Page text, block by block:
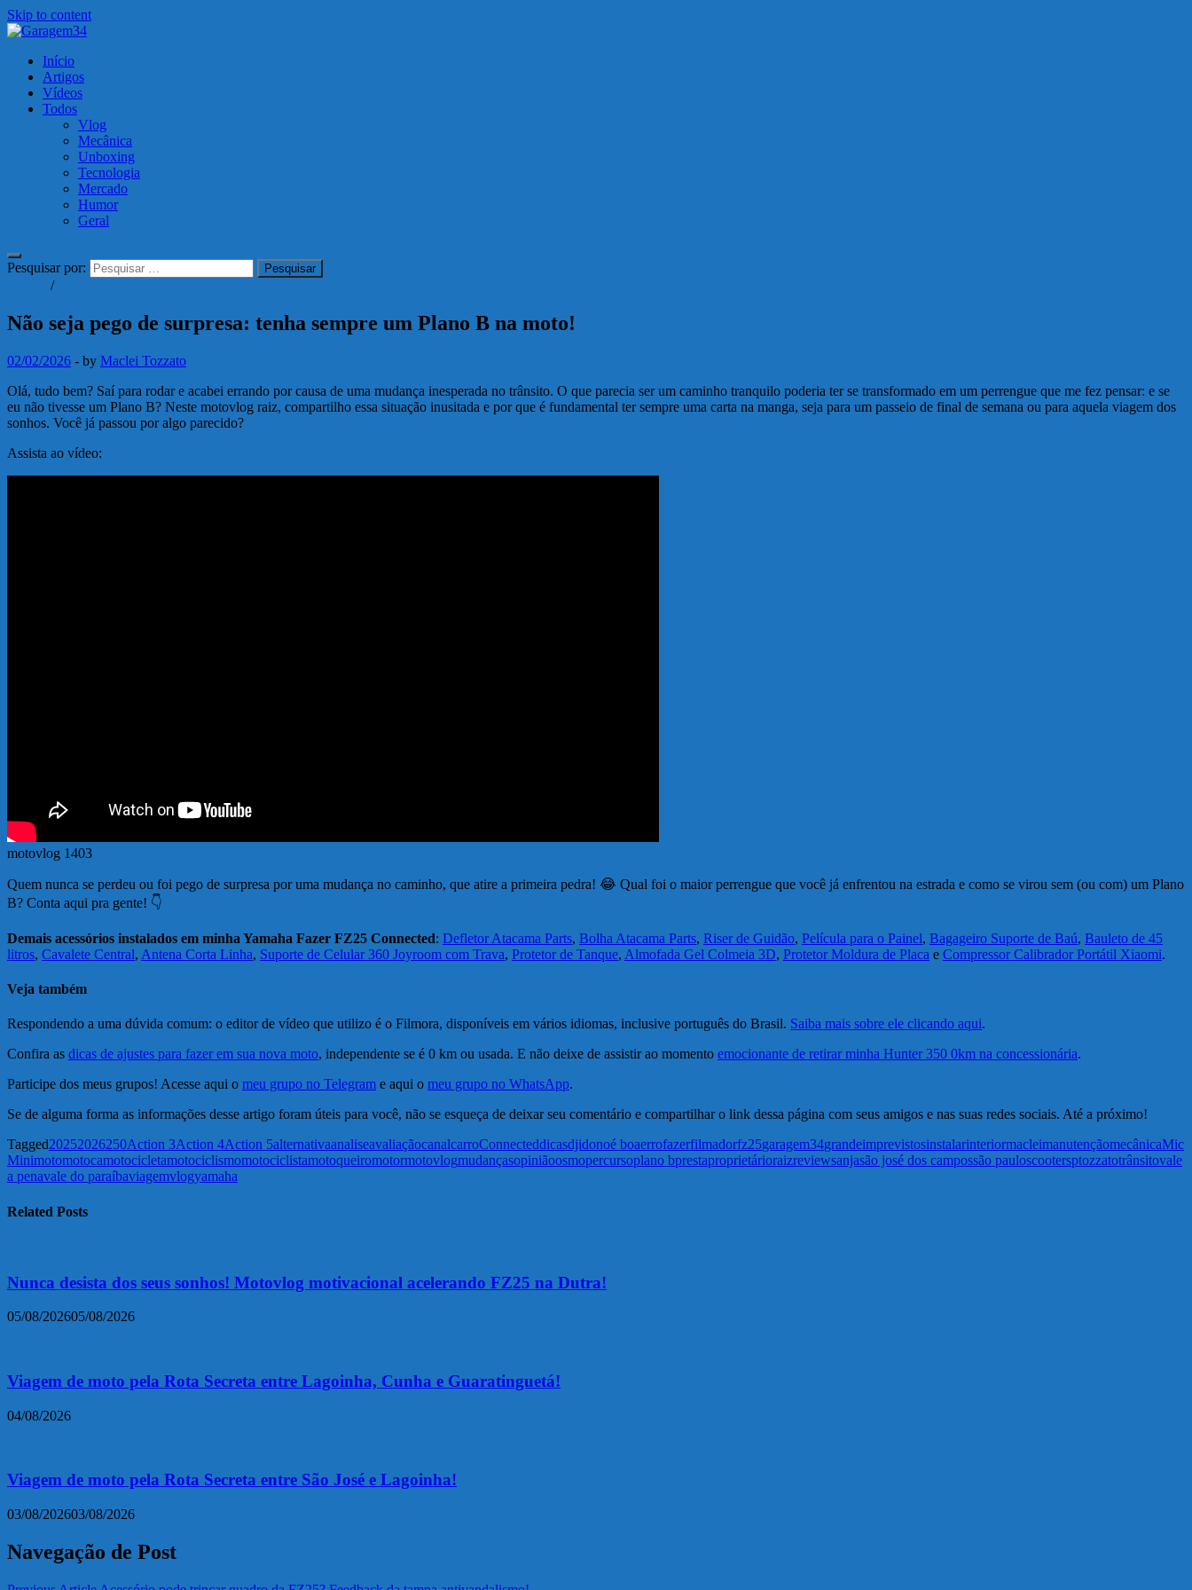
Skip to content
Garagem34
Motos, carros, tecnologia e muito mais!
Início
Artigos
Vídeos
Todos
Vlog
Mecânica
Unboxing
Tecnologia
Mercado
Humor
Geral
Pesquisar por:
/
Não seja pego de surpresa: tenha sempre um Plano B na moto!
02/02/2026 - by Maclei Tozzato
Olá, tudo bem? Saí para rodar e acabei errando por causa de uma mudança inesperada no trânsito. O que parecia ser um caminho tranquilo poderia ter se transformado em um perrengue que me fez pensar: e se
eu não tivesse um Plano B? Neste motovlog raiz, compartilho essa situação inusitada e por que é fundamental ter sempre uma carta na manga, seja para um passeio de final de semana ou para aquela viagem dos
sonhos. Você já passou por algo parecido?
Assista ao vídeo:
motovlog 1403
Quem nunca se perdeu ou foi pego de surpresa por uma mudança no caminho, que atire a primeira pedra! 😂 Qual foi o maior perrengue que você já enfrentou na estrada e como se virou sem (ou com) um Plano
B? Conta aqui pra gente! 👇
Demais acessórios instalados em minha Yamaha Fazer FZ25 Connected: Defletor Atacama Parts, Bolha Atacama Parts, Riser de Guidão, Película para o Painel, Bagageiro Suporte de Baú, Bauleto de 45
litros, Cavalete Central, Antena Corta Linha, Suporte de Celular 360 Joyroom com Trava, Protetor de Tanque, Almofada Gel Colmeia 3D, Protetor Moldura de Placa e Compressor Calibrador Portátil Xiaomi.
Veja também
Respondendo a uma dúvida comum: o editor de vídeo que utilizo é o Filmora, disponíveis em vários idiomas, inclusive português do Brasil. Saiba mais sobre ele clicando aqui.
Confira as dicas de ajustes para fazer em sua nova moto, independente se é 0 km ou usada. E não deixe de assistir ao momento emocionante de retirar minha Hunter 350 0km na concessionária.
Participe dos meus grupos! Acesse aqui o meu grupo no Telegram e aqui o meu grupo no WhatsApp.
Se de alguma forma as informações desse artigo foram úteis para você, não se esqueça de deixar seu comentário e compartilhar o link dessa página com seus amigos e nas suas redes sociais. Até a próximo!
Tagged20252026250Action 3Action 4Action 5alternativaanaliseavaliaçãocanalcarroConnecteddicasdjidonoé boaerrofazerfilmadorfz25garagem34grandeimprevistosinstalarinteriormacleimanutençãomecânicaMic
Minimotomotocamotocicletamotociclismomotociclistamotoqueiromotormotovlogmudançasopiniãoosmopercursoplano bprestaproprietárioraizreviewsanjasão josé dos campossão pauloscootersptozzatotrânsitovale
a penavale do paraíbaviagemvlogyamaha
Related Posts
Nunca desista dos seus sonhos! Motovlog motivacional acelerando FZ25 na Dutra!
05/08/202605/08/2026
Viagem de moto pela Rota Secreta entre Lagoinha, Cunha e Guaratinguetá!
04/08/2026
Viagem de moto pela Rota Secreta entre São José e Lagoinha!
03/08/202603/08/2026
Navegação de Post